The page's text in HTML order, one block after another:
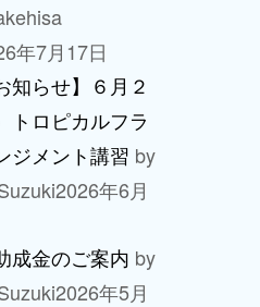
年7月17日
知らせ】６月２
トロピカルフラ
ジメント講習 by
2026年6月
成金のご案内 by
2026年5月